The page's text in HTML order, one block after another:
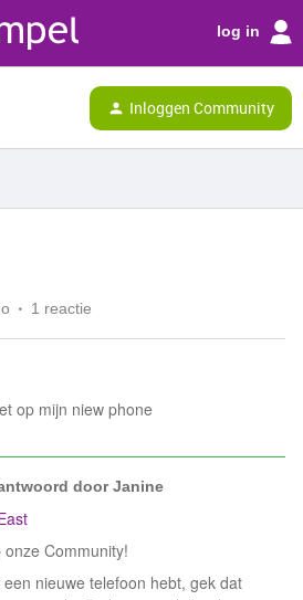
log in
Inloggen Community
1 reactie
op mijn niew phone
doorJanine
Community!
nieuwe telefoon hebt, gek dat